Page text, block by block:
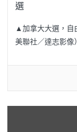
選
▲加拿大大選，自
美聯社／達志影像